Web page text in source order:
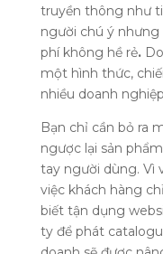
truyền thông như
người chú ý
phí không hề rẻ.
một hình thức,
nhiều doanh
Bạn chỉ cần bỏ ra
ngược lại sản
tay người dùng. Vì
việc khách hàng
biết tận dụng
ty để phát